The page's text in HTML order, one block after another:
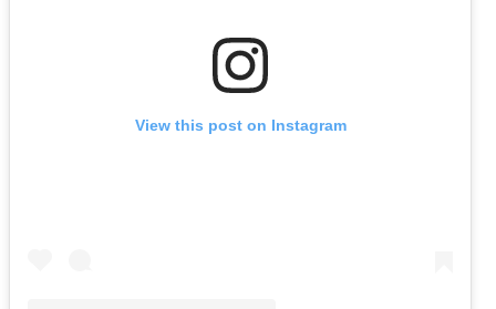
View this post on Instagram